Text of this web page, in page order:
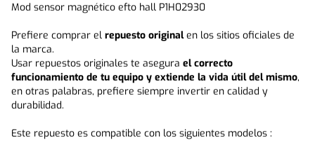
Mod sensor magnético efto hall P1H02930
Prefiere comprar el repuesto original en los sitios oficiales de
la marca.
Usar repuestos originales te asegura el correcto
funcionamiento de tu equipo y extiende la vida útil del mismo,
en otras palabras, prefiere siempre invertir en calidad y
durabilidad.
Este repuesto es compatible con los siguientes modelos :